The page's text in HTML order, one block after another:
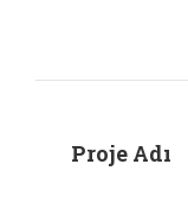
Proje Adı